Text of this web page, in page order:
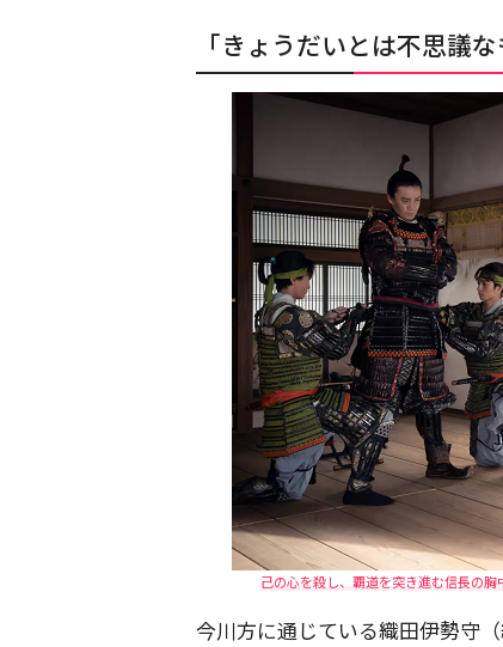
「きょうだいとは不思議
己の心を殺し、覇道を突き進む信長の
今川方に通じている織田伊勢守